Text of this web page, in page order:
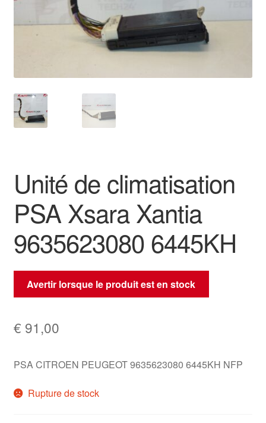
Politique de confidentialité
Procédure de Réclamation
Unité de climatisation
PSA Xsara Xantia
9635623080 6445KH
Avertir lorsque le produit est en stock
€ 91,00
PSA CITROEN PEUGEOT 9635623080 6445KH NFP
Rupture de stock